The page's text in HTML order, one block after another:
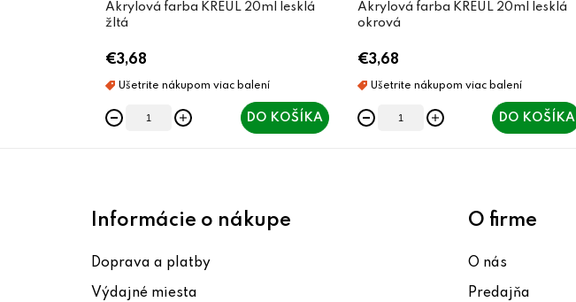
Akrylová farba KREUL 20ml lesklá
žltá
€3,68
DO KOŠÍKA
Akrylová farba KREUL 20ml lesklá
okrová
€3,68
DO KOŠÍKA
Informácie o nákupe
Doprava a platby
Výdajné miesta
O firme
O nás
Predajňa